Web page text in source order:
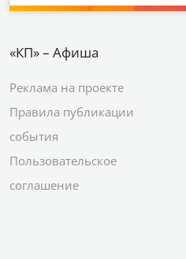
«КП» – Афиша
Реклама на проекте
Правила публикации
события
Пользовательское
соглашение